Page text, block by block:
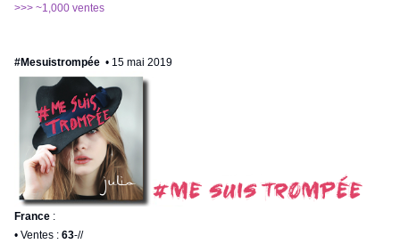
>>> ~1,000 ventes
#Mesuistrompée • 15 mai 2019
France :
• Ventes : 63-//